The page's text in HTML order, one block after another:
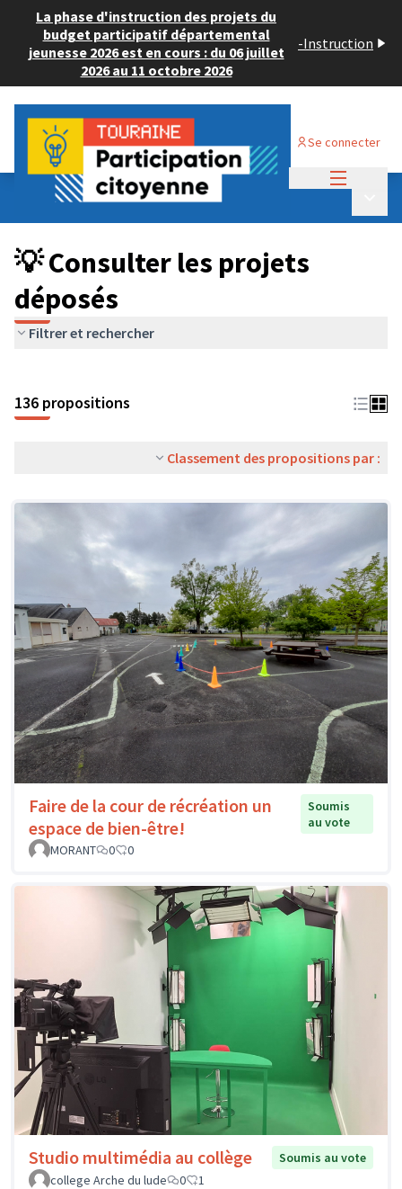
La phase d'instruction des projets du
budget participatif départemental
jeunesse 2026 est en cours : du 06 juillet
2026 au 11 octobre 2026
-Instruction
Se connecter
Budget Participatif JEUNESSE 2024
💡 Consulter les projets déposés
💡 Consulter les projets
déposés
Filtrer et rechercher
136 propositions
Classement des propositions par :
Faire de la cour de récréation un
espace de bien-être!
Soumis
au vote
MORANT
0 0
Studio multimédia au collège
Soumis au vote
college Arche du lude
0 1